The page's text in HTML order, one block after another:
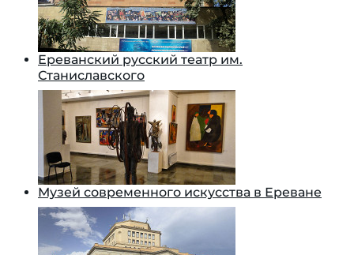
Ереванский русский театр им.
Станиславского
Музей современного искусства в Ереване